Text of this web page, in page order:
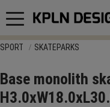
Meny
SPORT SKATEPARKS
Base monolith